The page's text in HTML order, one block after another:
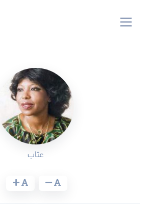
عتاب